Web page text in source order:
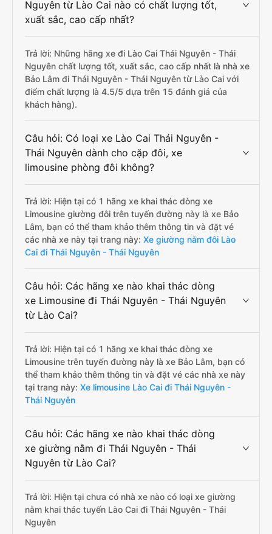
Nguyên từ Lào Cai nào có chất lượng tốt,
xuất sắc, cao cấp nhất?
Trả lời: Những hãng xe đi Lào Cai Thái Nguyên - Thái
Nguyên chất lượng tốt, xuất sắc, cao cấp nhất là nhà xe
Bảo Lâm đi Thái Nguyên - Thái Nguyên từ Lào Cai với
điểm chất lượng là 4.5/5 dựa trên 15 đánh giá của
khách hàng).
Câu hỏi: Có loại xe Lào Cai Thái Nguyên -
Thái Nguyên dành cho cặp đôi, xe
limousine phòng đôi không?
Trả lời: Hiện tại có 1 hãng xe khai thác dòng xe
Limousine giường đôi trên tuyến đường này là xe Bảo
Lâm, bạn có thể tham khảo thêm thông tin và đặt vé
các nhà xe này tại trang này: Xe giường nằm đôi Lào
Cai đi Thái Nguyên - Thái Nguyên
Câu hỏi: Các hãng xe nào khai thác dòng
xe Limousine đi Thái Nguyên - Thái Nguyên
từ Lào Cai?
Trả lời: Hiện tại có 1 hãng xe khai thác dòng xe
Limousine trên tuyến đường này là xe Bảo Lâm, bạn có
thể tham khảo thêm thông tin và đặt vé các nhà xe này
tại trang này: Xe limousine Lào Cai đi Thái Nguyên -
Thái Nguyên
Câu hỏi: Các hãng xe nào khai thác dòng
xe giường nằm đi Thái Nguyên - Thái
Nguyên từ Lào Cai?
Trả lời: Hiện tại chưa có nhà xe nào có loại xe giường
nằm khai thác tuyến Lào Cai đi Thái Nguyên - Thái
Nguyên